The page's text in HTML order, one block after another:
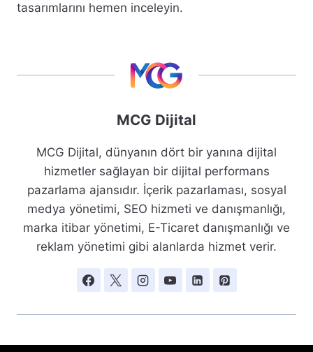
tasarımlarını hemen inceleyin.
MCG Dijital
MCG Dijital, dünyanın dört bir yanına dijital
hizmetler sağlayan bir dijital performans
pazarlama ajansıdır. İçerik pazarlaması, sosyal
medya yönetimi, SEO hizmeti ve danışmanlığı,
marka itibar yönetimi, E-Ticaret danışmanlığı ve
reklam yönetimi gibi alanlarda hizmet verir.